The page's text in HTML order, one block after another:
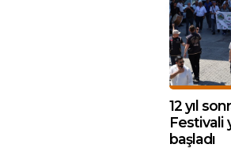
12 yıl
Festivali
başladı